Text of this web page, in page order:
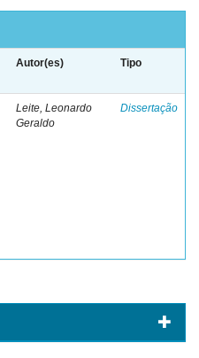
Autor(es) Tipo
Leite, Leonardo
Geraldo
Dissertação